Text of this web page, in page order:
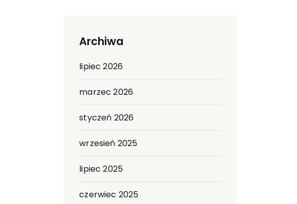
Archiwa
lipiec 2026
marzec 2026
styczeń 2026
wrzesień 2025
lipiec 2025
czerwiec 2025